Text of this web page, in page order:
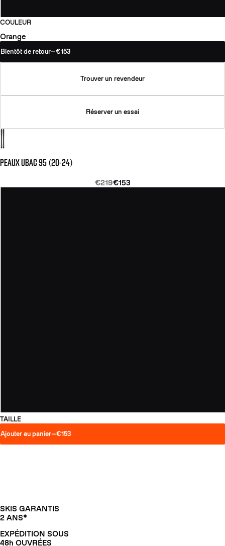
COULEUR
Orange
Bientôt de retour—€153
Trouver un revendeur
Réserver un essai
PEAUX UBAC 95 (20-24)
€219€153
TAILLE
Ajouter au panier—€153
SKIS GARANTIS
2 ANS*
EXPÉDITION SOUS
48h OUVRÉES